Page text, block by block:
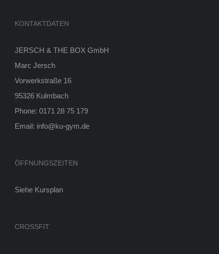
KONTAKTDATEN
JERSCH & THE BOX GmbH
Marc Jersch
Vorwerkstraße 16
95326 Kulmbach
Phone: 0171 28 75 179
Email: info@ku-gym.de
ÖFFNUNGSZEITEN
Siehe Kursplan
CROSSFIT